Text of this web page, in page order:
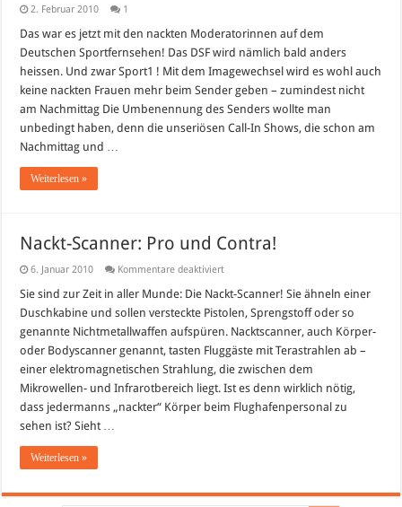
2. Februar 2010 1
Das war es jetzt mit den nackten Moderatorinnen auf dem
Deutschen Sportfernsehen! Das DSF wird nämlich bald anders
heissen. Und zwar Sport1 ! Mit dem Imagewechsel wird es wohl auch
keine nackten Frauen mehr beim Sender geben – zumindest nicht
am Nachmittag Die Umbenennung des Senders wollte man
unbedingt haben, denn die unseriösen Call-In Shows, die schon am
Nachmittag und …
Weiterlesen »
Nackt-Scanner: Pro und Contra!
6. Januar 2010 Kommentare deaktiviertfür
Scanner:
und
Contra!
Sie sind zur Zeit in aller Munde: Die Nackt-Scanner! Sie ähneln einer
Duschkabine und sollen versteckte Pistolen, Sprengstoff oder so
genannte Nichtmetallwaffen aufspüren. Nacktscanner, auch Körper-
oder Bodyscanner genannt, tasten Fluggäste mit Terastrahlen ab –
einer elektromagnetischen Strahlung, die zwischen dem
Mikrowellen- und Infrarotbereich liegt. Ist es denn wirklich nötig,
dass jedermanns „nackter“ Körper beim Flughafenpersonal zu
sehen ist? Sieht …
Weiterlesen »